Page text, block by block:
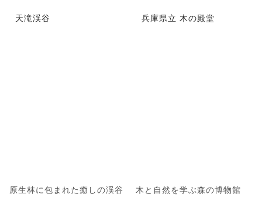
天滝渓谷
原生林に包まれた癒しの渓谷
兵庫県立 木の殿堂
木と自然を学ぶ森の博物館